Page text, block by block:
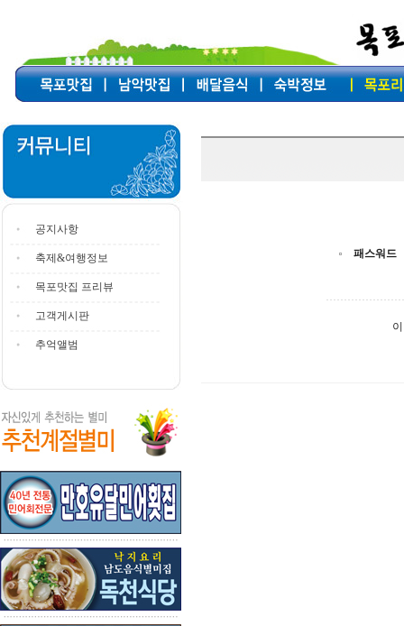
공지사항
축제&여행정보
목포맛집 프리뷰
고객게시판
추억앨범
패스워드